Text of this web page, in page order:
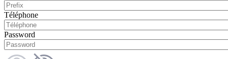
Téléphone
Password